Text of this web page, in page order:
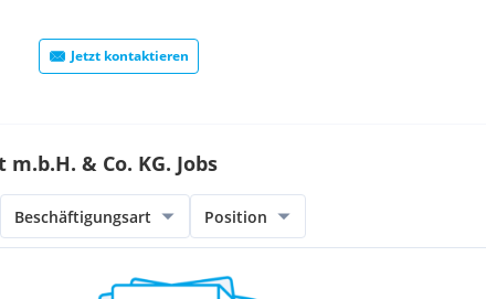
Jetzt kontaktieren
& Co. KG. Jobs
Beschäftigungsart Position